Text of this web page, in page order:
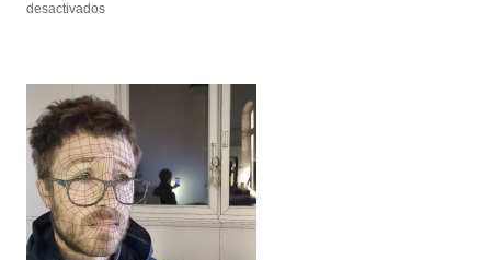
desactivadosen
desactivadosen